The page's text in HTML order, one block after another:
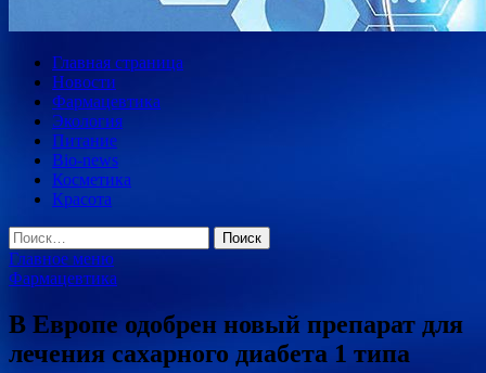
Главная страница
Новости
Фармацевтика
Экология
Питание
Bio-news
Косметика
Красота
Найти:
Главное меню
Фармацевтика
В Европе одобрен новый препарат для
лечения сахарного диабета 1 типа